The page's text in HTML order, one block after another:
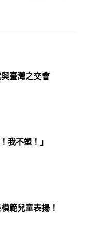
臺灣之交會
我不塑！」
範兒童表揚！